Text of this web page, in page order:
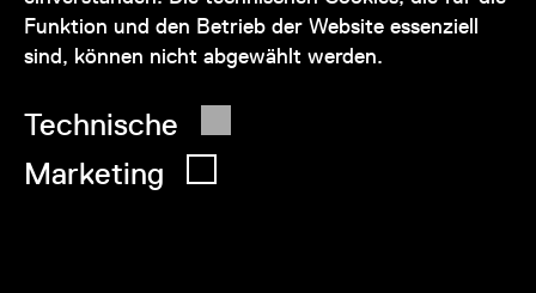
Funktion und den Betrieb der Website essenziell
sind, können nicht abgewählt werden.
Technische
Marketing
© 2026 Wien Museum